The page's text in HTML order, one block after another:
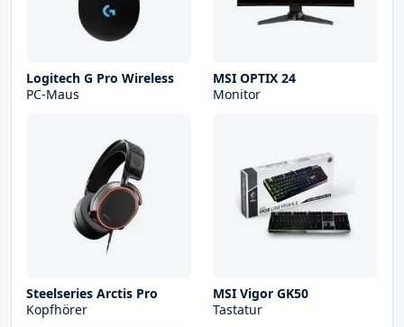
Logitech G Pro Wireless
PC-Maus
MSI OPTIX 24
Monitor
Steelseries Arctis Pro
Kopfhörer
MSI Vigor GK50
Tastatur